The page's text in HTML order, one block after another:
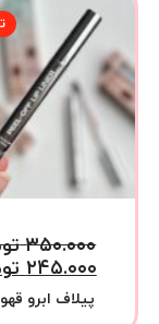
۳۵۰.۰۰۰
۲۴۵.۰۰۰
پیلاف ابرو